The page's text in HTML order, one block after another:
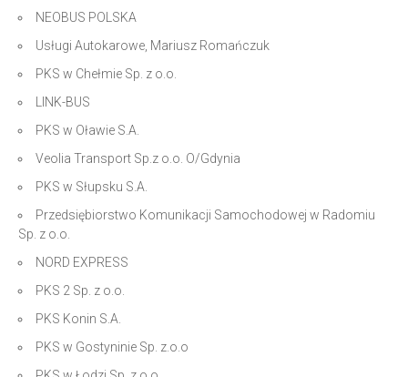
NEOBUS POLSKA
Usługi Autokarowe, Mariusz Romańczuk
PKS w Chełmie Sp. z o.o.
LINK-BUS
PKS w Oławie S.A.
Veolia Transport Sp.z o.o. O/Gdynia
PKS w Słupsku S.A.
Przedsiębiorstwo Komunikacji Samochodowej w Radomiu
Sp. z o.o.
NORD EXPRESS
PKS 2 Sp. z o.o.
PKS Konin S.A.
PKS w Gostyninie Sp. z.o.o